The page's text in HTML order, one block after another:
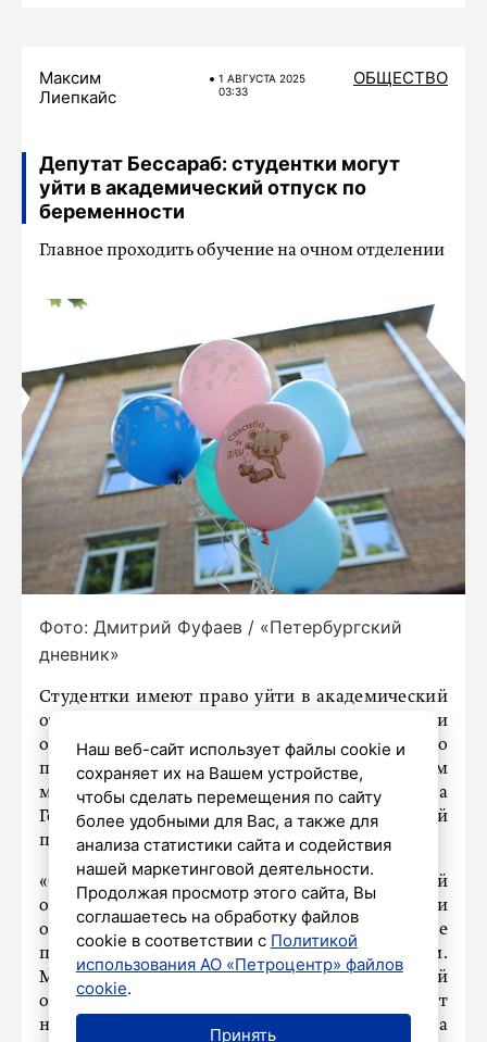
Максим
Лиепкайс
1 АВГУСТА 2025
03:33
ОБЩЕСТВО
Депутат Бессараб: студентки могут
уйти в академический отпуск по
беременности
Главное проходить обучение на очном отделении
Фото: Дмитрий Фуфаев / «Петербургский
дневник»
Студентки имеют право уйти в академический
отпуск по беременности только при условии
обучения на очном отделении, поскольку это
положение приравнивает их к работающим
матерям, сообщила РИА Новости член комитета
Государственной думы по труду и социальной
политике Светлана Бессараб.
«Студентки имеют право уйти в академический
отпуск по беременности только при условии
обучения на очном отделении. Это положение
приравнивает их к работающим матерям.
Молодая мама может обучаться как на платной
основе, так и на бюджетной – это не повлияет
ни на размер отпуска, ни на пособие», – заявила
Наш веб-сайт использует файлы cookie и
сохраняет их на Вашем устройстве,
чтобы сделать перемещения по сайту
более удобными для Вас, а также для
анализа статистики сайта и содействия
нашей маркетинговой деятельности.
Продолжая просмотр этого сайта, Вы
соглашаетесь на обработку файлов
cookie в соответствии с Политикой
использования АО «Петроцентр» файлов
cookie.
Принять